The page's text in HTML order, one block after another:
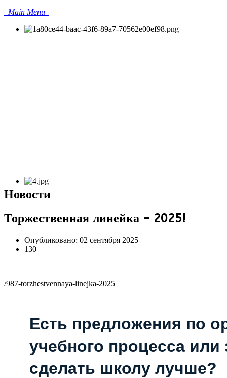
Main Menu
Новости
Торжественная линейка - 2025!
Опубликовано: 02 сентября 2025
130
/987-torzhestvennaya-linejka-2025
Есть предложения по
учебного процесса или
сделать школу лучше?